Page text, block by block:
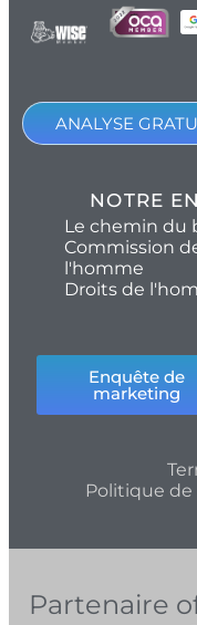
ANALYSE
NOTRE
Le chemin du
Commission
l'homme
Droits de
Enquête de
marketing
Politique
Partenaire